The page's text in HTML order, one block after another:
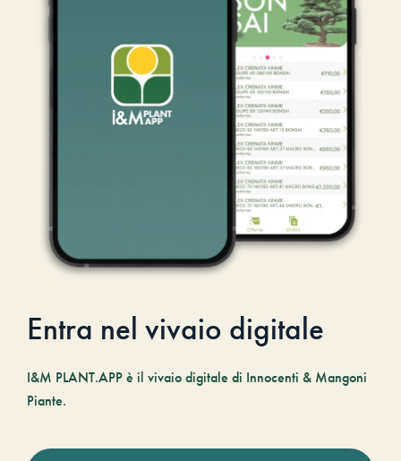
Entra nel vivaio digitale
I&M PLANT.APP è il vivaio digitale di Innocenti & Mangoni
Piante.